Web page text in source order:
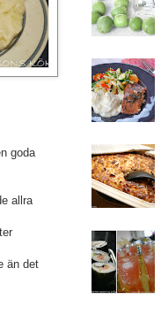
goda
allra
än det